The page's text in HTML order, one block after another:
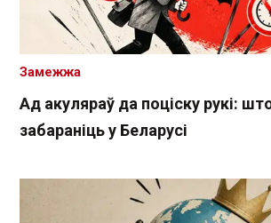
Ад акуляраў да поціску рукі:
забараніць у Беларусі
Замежжа